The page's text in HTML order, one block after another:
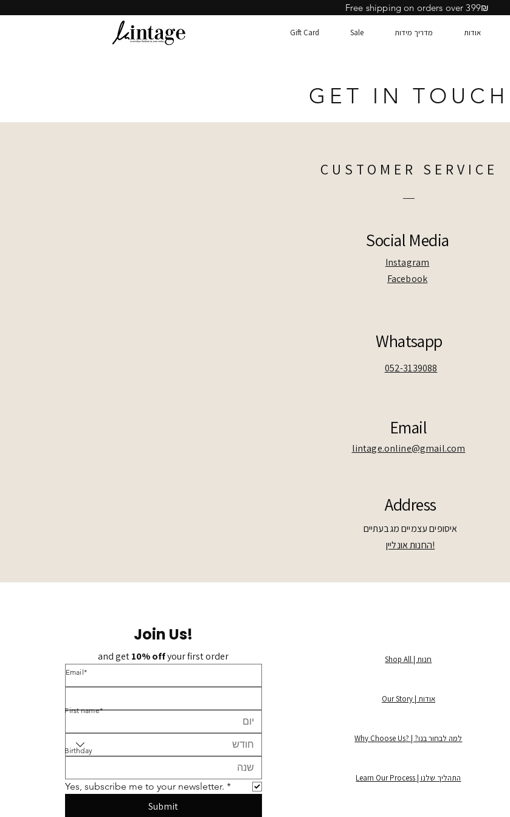
Free shipping on orders over 399₪
אודות מדריך מידות Sale
Gift Card
GET IN TOUCH
CUSTOMER SERVICE
Social Media
Instagram
Facebook
Whatsapp
052-3139088
Email
lintage.online@gmail.com
Address
איסופים עצמיים מגבעתיים
!החנות אונליין
Join Us!
and get 10% off your first order
חודש
Yes, subscribe me to your newsletter. *
Submit
*Email
*First name
Birthday
חנות | Shop All
אודות | Our Story
למה לבחור בנו? | ?Why Choose Us
התהליך שלנו | Learn Our Process